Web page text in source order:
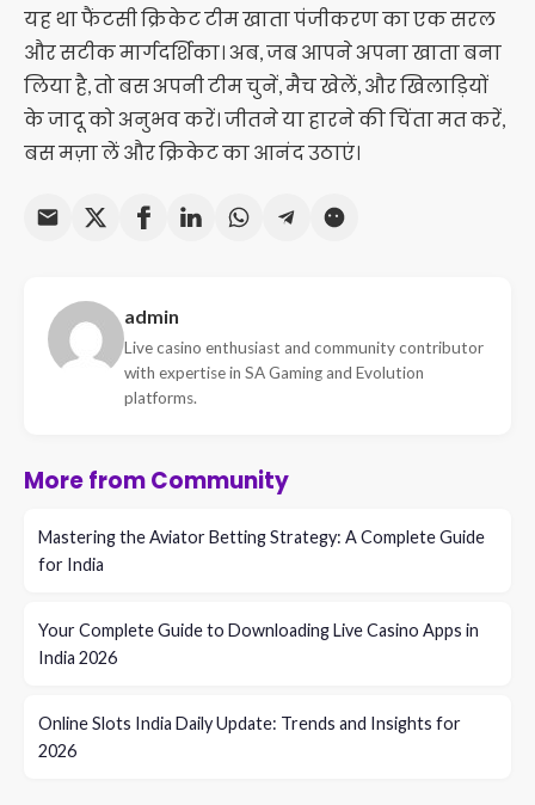
यह था फैंटसी क्रिकेट टीम खाता पंजीकरण का एक सरल
और सटीक मार्गदर्शिका। अब, जब आपने अपना खाता बना
लिया है, तो बस अपनी टीम चुनें, मैच खेलें, और खिलाड़ियों
के जादू को अनुभव करें। जीतने या हारने की चिंता मत करें,
बस मज़ा लें और क्रिकेट का आनंद उठाएं।
admin
Live casino enthusiast and community contributor
with expertise in SA Gaming and Evolution
platforms.
More from Community
Mastering the Aviator Betting Strategy: A Complete Guide
for India
Your Complete Guide to Downloading Live Casino Apps in
India 2026
Online Slots India Daily Update: Trends and Insights for
2026